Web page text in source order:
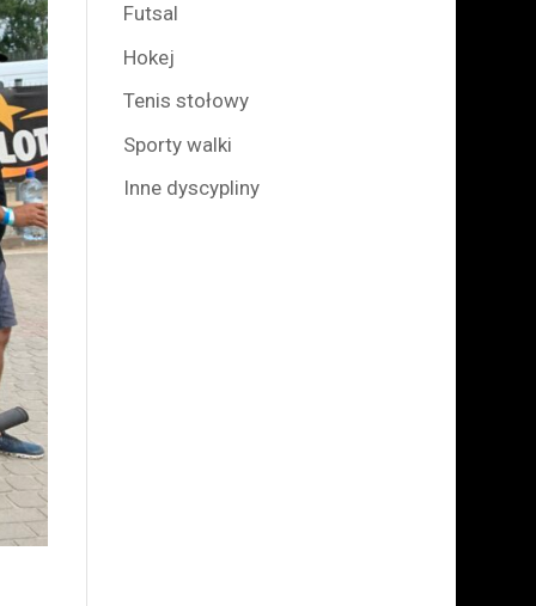
Futsal
Hokej
Tenis stołowy
Sporty walki
Inne dyscypliny